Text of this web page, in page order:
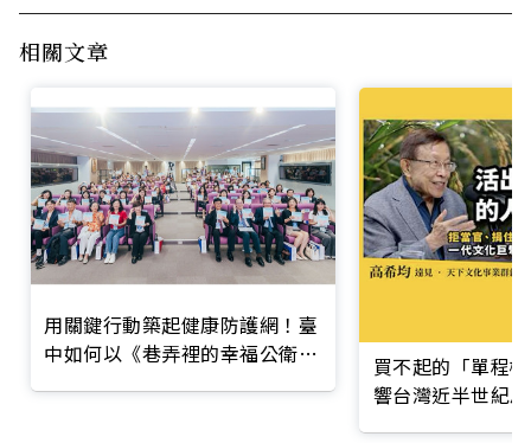
相關文章
用關鍵行動築起健康防護網！臺
中如何以《巷弄裡的幸福公衛》
買不起的「單程
響台灣近半世紀